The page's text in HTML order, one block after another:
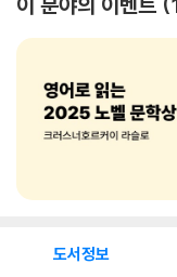
도서정보